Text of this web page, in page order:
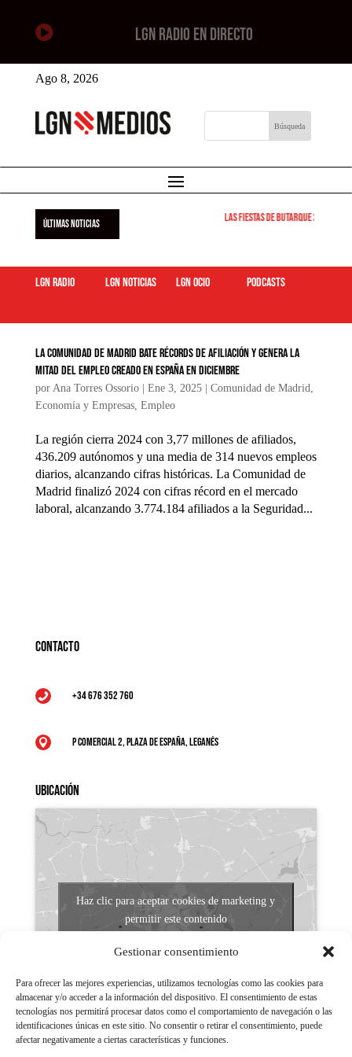
Gestionar consentimiento
Para ofrecer las mejores experiencias, utilizamos tecnologías como las cookies para
almacenar y/o acceder a la información del dispositivo. El consentimiento de estas
tecnologías nos permitirá procesar datos como el comportamiento de navegación o las
identificaciones únicas en este sitio. No consentir o retirar el consentimiento, puede
afectar negativamente a ciertas características y funciones.
 LGN RADIO EN DIRECTO
Ago 8, 2026
ÚLTIMAS NOTICIAS Las Fiestas de Butarque 2026
LGN Radio LGN Noticias LGN ocio podcasts
La Comunidad de Madrid bate récords de afiliación y genera la
mitad del empleo creado en España en diciembre
por Ana Torres Ossorio| Ene 3, 2025| Comunidad de Madrid,
Economía y Empresas, Empleo
La región cierra 2024 con 3,77 millones de afiliados,
436.209 autónomos y una media de 314 nuevos empleos
diarios, alcanzando cifras históricas. La Comunidad de
Madrid finalizó 2024 con cifras récord en el mercado
laboral, alcanzando 3.774.184 afiliados a la Seguridad...
Contacto
 +34 676 352 760
 P Comercial 2, Plaza de España, Leganés
Ubicación
Haz clic para aceptar cookies de marketing y
permitir este contenido
Aviso legal